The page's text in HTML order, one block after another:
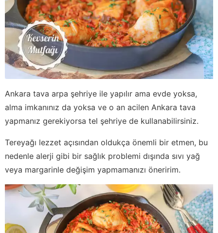
Ankara tava arpa şehriye ile yapılır ama evde yoksa,
alma imkanınız da yoksa ve o an acilen Ankara tava
yapmanız gerekiyorsa tel şehriye de kullanabilirsiniz.
Tereyağı lezzet açısından oldukça önemli bir etmen, bu
nedenle alerji gibi bir sağlık problemi dışında sıvı yağ
veya margarinle değişim yapmamanızı öneririm.